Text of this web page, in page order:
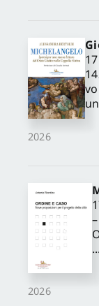
2026
2026
...